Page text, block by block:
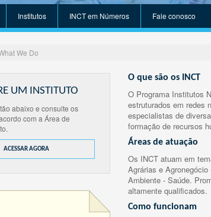
Institutos INCT em Números Fale conosco
We Do
UM INSTITUTO
abaixo e consulte os
com a Área de
ACESSAR AGORA
O que são os INCT
O Programa Institutos
estruturados em redes
especialistas de
formação de recursos
Áreas de atuação
Os INCT atuam em
Agrárias e
Ambiente - Saúde.
altamente qualificados.
Como funcionam